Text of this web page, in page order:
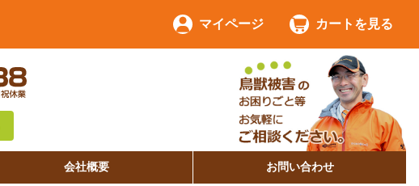
マイページ カートを見る
会社概要 お問い合わせ